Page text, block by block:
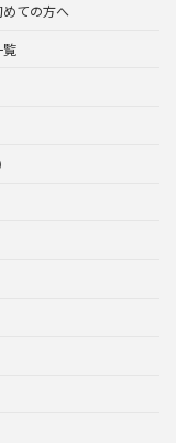
ての方へ
覧